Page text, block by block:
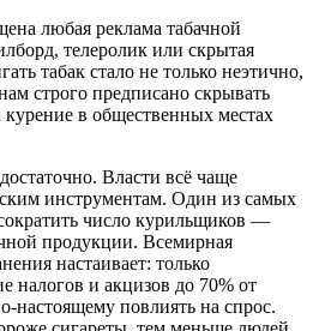
любая реклама табачной
телеролик или скрытая
табак стало не только неэтично,
строго предписано скрывать
курение в общественных местах
Власти всё чаще
инструментам. Один из самых
число курильщиков —
продукции. Всемирная
настаивает: только
налогов и акцизов до 70% от
настоящему повлиять на спрос.